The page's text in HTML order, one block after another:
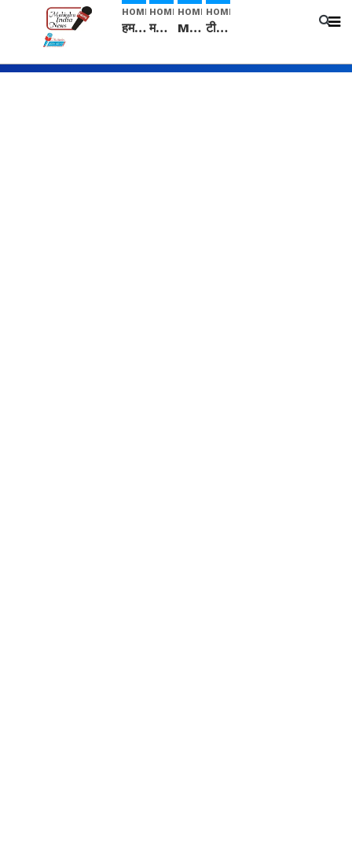
HOME
हम सनातनी..." सांसद kangana Ranaut से क्या बोली लड़की? Viral Jantar-Mantar | CJP protest
HOME
मनीषा हत्याकांड: हत्या, आत्महत्या या कोई बड़ा राज? | Full Story | Josh Haryana
HOME
Mangalsutra: हिंदू धर्म में शादी के बाद मंगलसूत्र क्यों पहनती है महिलाएं, किसने शुरु की ये परंपरा
HOME
टीम बीकेई ने एग्रीकल्चर ग्रेड की यूरिया खाद गट्टों में बदलकर टेक्निकल ग्रेड में बेचने वालों पर करवाई कार्रवाई: लखविंदर सिंह औलख